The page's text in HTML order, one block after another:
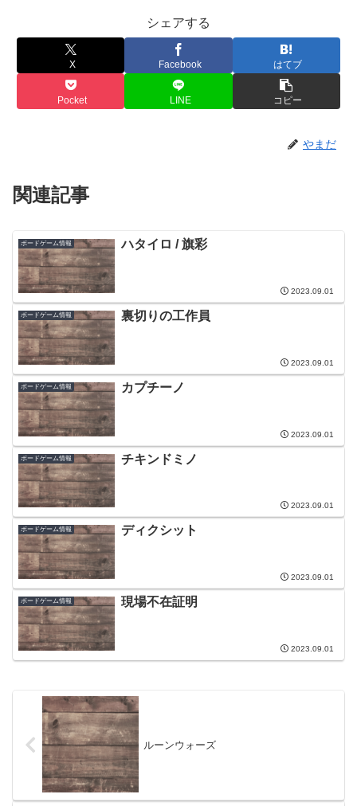
シェアする
X Facebook はてブ
Pocket LINE コピー
やまだ
関連記事
ボードゲーム情報 ハタイロ / 旗彩
2023.09.01
ボードゲーム情報 裏切りの工作員
2023.09.01
ボードゲーム情報 カプチーノ
2023.09.01
ボードゲーム情報 チキンドミノ
2023.09.01
ボードゲーム情報 ディクシット
2023.09.01
ボードゲーム情報 現場不在証明
2023.09.01
ルーンウォーズ